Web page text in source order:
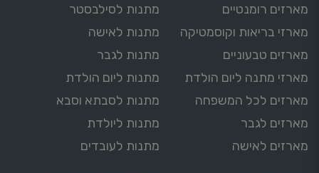
מארזים רומנטיים
מארזי בריאות וקוסמטיקה
מארזים טבעוניים
מארזי מתנה ליום הולדת
מארזים לכל המשפחה
מארזים לגבר
מארזים לאישה
מתנות לסילבסטר
מתנות לאישה
מתנות לגבר
מתנות ליום הולדת
מתנות לסבתא וסבא
מתנות ליולדת
מתנות לעובדים